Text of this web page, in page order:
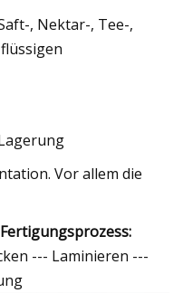
, Nektar-, Tee-,
Vor allem die
Fertigungsprozess:
--- Laminieren ---